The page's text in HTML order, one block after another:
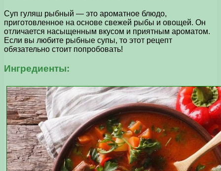
Суп гуляш рыбный — это ароматное блюдо,
приготовленное на основе свежей рыбы и овощей. Он
отличается насыщенным вкусом и приятным ароматом.
Если вы любите рыбные супы, то этот рецепт
обязательно стоит попробовать!
Ингредиенты: